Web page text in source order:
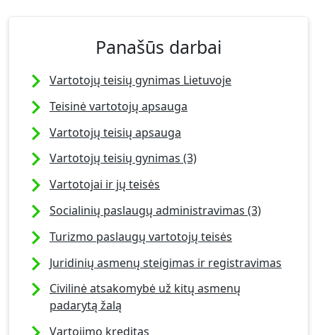
Panašūs darbai
Vartotojų teisių gynimas Lietuvoje
Teisinė vartotojų apsauga
Vartotojų teisių apsauga
Vartotojų teisių gynimas (3)
Vartotojai ir jų teisės
Socialinių paslaugų administravimas (3)
Turizmo paslaugų vartotojų teisės
Juridinių asmenų steigimas ir registravimas
Civilinė atsakomybė už kitų asmenų
padarytą žalą
Vartojimo kreditas